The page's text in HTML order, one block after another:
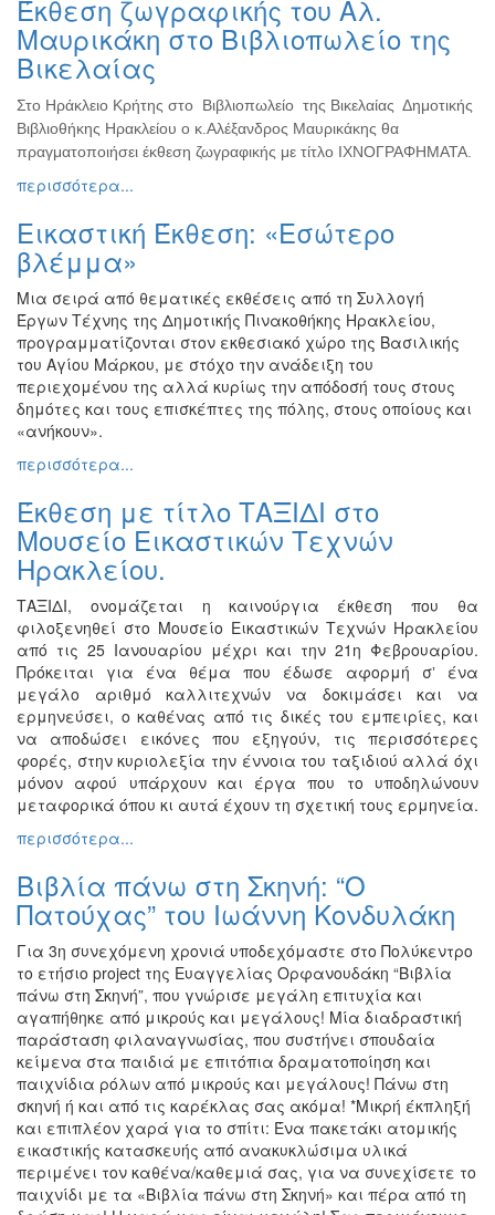
Ζωγραφική
Φωτογραφία
Τραγούδι
Μουσική
Κινηματογράφος
Χορός
Παζάρι
Ειδών
Συνέδρια
Ημερίδες
-
Διημερίδες
Σεμινάρια-
Διαλέξεις-
Ομιλίες
Εκθέσεις
Εκδηλώσεις
για
Άλλες
Εκδηλώσεις
ΤΟΠΟΣ
ΜΑΣ
ΠΟΛΙΤΙΣΜΟΣ
ΑΝΘΕΚΤΙΚΗ
ΠΟΛΗ
Έκθεση ζωγραφικής του Αλ.
Μαυρικάκη στο Βιβλιοπωλείο της
Βικελαίας
Στο Ηράκλειο Κρήτης στο Βιβλιοπωλείο της Βικελαίας Δημοτικής
Βιβλιοθήκης Ηρακλείου ο κ.Αλέξανδρος Μαυρικάκης θα
πραγματοποιήσει έκθεση ζωγραφικής με τίτλο ΙΧΝΟΓΡΑΦΗΜΑΤΑ.
περισσότερα...
Εικαστική Έκθεση: «Εσώτερο
βλέμμα»
Μια σειρά από θεματικές εκθέσεις από τη Συλλογή
Έργων Τέχνης της Δημοτικής Πινακοθήκης Ηρακλείου,
προγραμματίζονται στον εκθεσιακό χώρο της Βασιλικής
του Αγίου Μάρκου, με στόχο την ανάδειξη του
περιεχομένου της αλλά κυρίως την απόδοσή τους στους
δημότες και τους επισκέπτες της πόλης, στους οποίους και
«ανήκουν».
περισσότερα...
Έκθεση με τίτλο ΤΑΞΙΔΙ στο
Μουσείο Εικαστικών Τεχνών
Ηρακλείου.
ΤΑΞΙΔΙ, ονομάζεται η καινούργια έκθεση που θα
φιλοξενηθεί στο Μουσείο Εικαστικών Τεχνών Ηρακλείου
από τις 25 Ιανουαρίου μέχρι και την 21η Φεβρουαρίου.
Πρόκειται για ένα θέμα που έδωσε αφορμή σʼ ένα
μεγάλο αριθμό καλλιτεχνών να δοκιμάσει και να
ερμηνεύσει, ο καθένας από τις δικές του εμπειρίες, και
να αποδώσει εικόνες που εξηγούν, τις περισσότερες
φορές, στην κυριολεξία την έννοια του ταξιδιού αλλά όχι
μόνον αφού υπάρχουν και έργα που το υποδηλώνουν
μεταφορικά όπου κι αυτά έχουν τη σχετική τους ερμηνεία.
περισσότερα...
Βιβλία πάνω στη Σκηνή: “Ο
Πατούχας” του Ιωάννη Κονδυλάκη
Για 3η συνεχόμενη χρονιά υποδεχόμαστε στο Πολύκεντρο
το ετήσιο project της Ευαγγελίας Ορφανουδάκη “Βιβλία
πάνω στη Σκηνή”, που γνώρισε μεγάλη επιτυχία και
αγαπήθηκε από μικρούς και μεγάλους! Μία διαδραστική
παράσταση φιλαναγνωσίας, που συστήνει σπουδαία
κείμενα στα παιδιά με επιτόπια δραματοποίηση και
παιχνίδια ρόλων από μικρούς και μεγάλους! Πάνω στη
σκηνή ή και από τις καρέκλας σας ακόμα! *Μικρή έκπληξή
και επιπλέον χαρά για το σπίτι: Ένα πακετάκι ατομικής
εικαστικής κατασκευής από ανακυκλώσιμα υλικά
περιμένει τον καθένα/καθεμιά σας, για να συνεχίσετε το
παιχνίδι με τα «Βιβλία πάνω στη Σκηνή» και πέρα από τη